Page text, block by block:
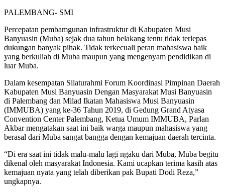
PALEMBANG- SMI
Percepatan pembamgunan infrastruktur di Kabupaten Musi
Banyuasin (Muba) sejak dua tahun belakang tentu tidak terlepas
dukungan banyak pihak. Tidak terkecuali peran mahasiswa baik
yang berkuliah di Muba maupun yang mengenyam pendidikan di
luar Muba.
Dalam kesempatan Silaturahmi Forum Koordinasi Pimpinan Daerah
Kabupaten Musi Banyuasin Dengan Masyarakat Musi Banyuasin
di Palembang dan Milad Ikatan Mahasiswa Musi Banyuasin
(IMMUBA) yang ke-36 Tahun 2019, di Gedung Grand Atyasa
Convention Center Palembang, Ketua Umum IMMUBA, Parlan
Akbar mengatakan saat ini baik warga maupun mahasiswa yang
berasal dari Muba sangat bangga dengan kemajuan daerah tercinta.
“Di era saat ini tidak malu-malu lagi ngaku dari Muba, Muba begitu
dikenal oleh masyarakat Indonesia. Kami ucapkan terima kasih atas
kemajuan nyata yang telah diberikan pak Bupati Dodi Reza,”
ungkapnya.